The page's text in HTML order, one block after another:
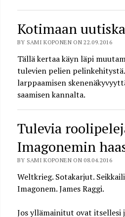
Kotimaan
BY SAMI KOPONEN ON 22.09.2016
Tällä kertaa käyn läpi
tulevien pelien
larppaamisen
saamisen kannalta.
Tulevia
Imagonemin
BY SAMI KOPONEN ON 08.04.2016
Weltkrieg. Sotakarjut.
Imagonem. James Raggi.
Jos yllämainitut ovat